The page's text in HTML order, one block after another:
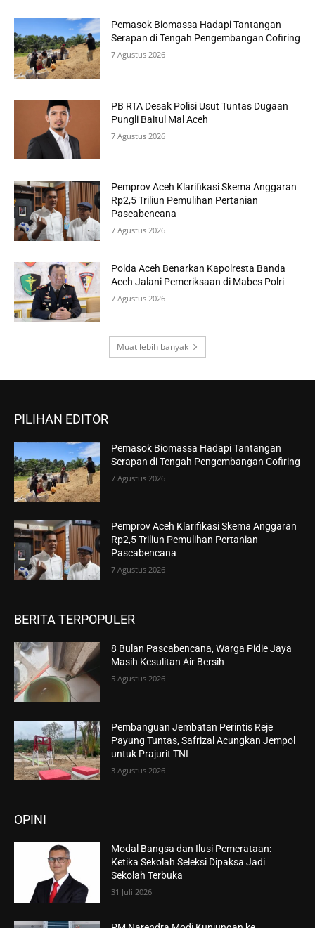
Pemasok Biomassa Hadapi Tantangan
Serapan di Tengah Pengembangan Cofiring
7 Agustus 2026
PB RTA Desak Polisi Usut Tuntas Dugaan
Pungli Baitul Mal Aceh
7 Agustus 2026
Pemprov Aceh Klarifikasi Skema Anggaran
Rp2,5 Triliun Pemulihan Pertanian
Pascabencana
7 Agustus 2026
Polda Aceh Benarkan Kapolresta Banda
Aceh Jalani Pemeriksaan di Mabes Polri
7 Agustus 2026
Muat lebih banyak
PILIHAN EDITOR
Pemasok Biomassa Hadapi Tantangan
Serapan di Tengah Pengembangan Cofiring
7 Agustus 2026
Pemprov Aceh Klarifikasi Skema Anggaran
Rp2,5 Triliun Pemulihan Pertanian
Pascabencana
7 Agustus 2026
BERITA TERPOPULER
8 Bulan Pascabencana, Warga Pidie Jaya
Masih Kesulitan Air Bersih
5 Agustus 2026
Pembanguan Jembatan Perintis Reje
Payung Tuntas, Safrizal Acungkan Jempol
untuk Prajurit TNI
3 Agustus 2026
OPINI
Modal Bangsa dan Ilusi Pemerataan:
Ketika Sekolah Seleksi Dipaksa Jadi
Sekolah Terbuka
31 Juli 2026